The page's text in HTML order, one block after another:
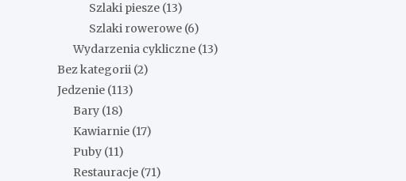
Szlaki piesze (13)
Szlaki rowerowe (6)
Wydarzenia cykliczne (13)
Bez kategorii (2)
Jedzenie (113)
Bary (18)
Kawiarnie (17)
Puby (11)
Restauracje (71)